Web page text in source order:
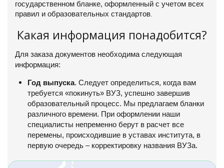
государственном бланке, оформленный с учетом всех
правил и образовательных стандартов
Какая информация понадобится?
Для заказа документов необходима следующая
информация:
Год выпуска. Следует определиться, когда вам
требуется «покинуть» ВУЗ, успешно завершив
образовательный процесс. Мы предлагаем бланки
различного времени. При оформлении наши
специалисты непременно берут в расчет все
перемены, происходившие в уставах института, в
первую очередь – корректировку названия ВУЗа.